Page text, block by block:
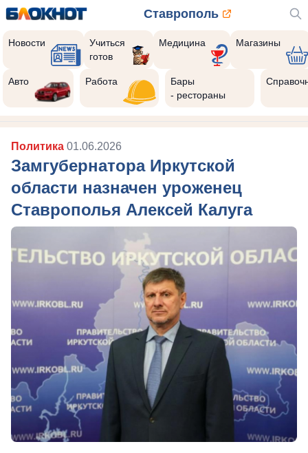
Ставрополь
Новости
Учиться
готов
Медицина Магазины
Авто Работа
Бары
- рестораны
Политика 01.06.2026
Замгубернатора Иркутской
области назначен уроженец
Ставрополья Алексей Калуга